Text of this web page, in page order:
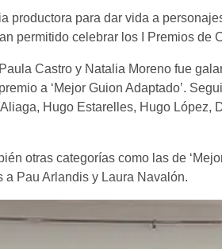
para dar vida a
permitido celebrar los I Premios de
Castro y Natalia Moreno fue
a ‘Mejor Guion Adaptado’.
Hugo Estarelles, Hugo López,
otras categorías como las de
a Pau Arlandis y Laura Navalón.